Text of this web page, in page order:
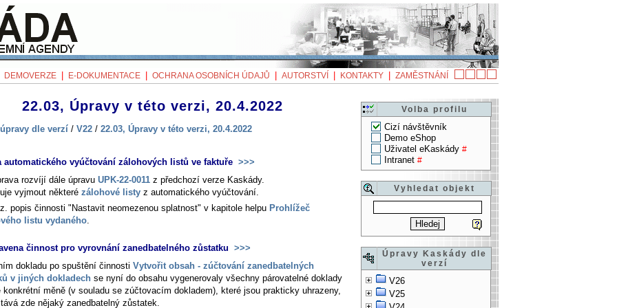
DEMOVERZE E-DOKUMENTACE OCHRANA OSOBNÍCH ÚDAJŮ AUTORSTVÍ KONTAKTY ZAMĚSTNÁNÍ
Volba profilu
Cizí návštěvník
Demo eShop
Uživatel eKaskády #
Intranet #
Vyhledat objekt
Úpravy Kaskády dle
verzí
V26
V25
22.03, Úpravy v této verzi, 20.4.2022
dle verzí / V22 / 22.03, Úpravy v této verzi, 20.4.2022
automatického vyúčtování zálohových listů ve faktuře >>>
rozvíjí dále úpravu UPK-22-0011 z předchozí verze Kaskády.
vyjmout některé zálohové listy z automatického vyúčtování.
popis činnosti "Nastavit neomezenou splatnost" v kapitole helpu Prohlížeč
listu vydaného.
činnost pro vyrovnání zanedbatelného zůstatku >>>
dokladu po spuštění činnosti Vytvořit obsah - zúčtování zanedbatelných
v jiných dokladech se nyní do obsahu vygenerovaly všechny párovatelné doklady
konkrétní měně (v souladu se zúčtovacím dokladem), které jsou prakticky uhrazeny,
zde nějaký zanedbatelný zůstatek.